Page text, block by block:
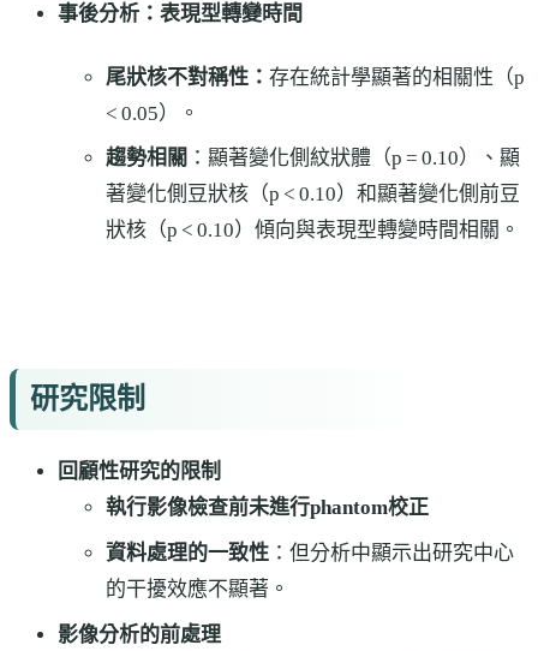
事後分析：表現型轉變時間
尾狀核不對稱性： 存在統計學顯著的相關性（p
< 0.05）。
趨勢相關 ：顯著變化側紋狀體（p = 0.10）、顯
著變化側豆狀核（p < 0.10）和顯著變化側前豆
狀核（p < 0.10）傾向與表現型轉變時間相關。
研究限制
回顧性研究的限制
執行影像檢查前未進行phantom校正
資料處理的一致性 ：但分析中顯示出研究中心
的干擾效應不顯著。
影像分析的前處理